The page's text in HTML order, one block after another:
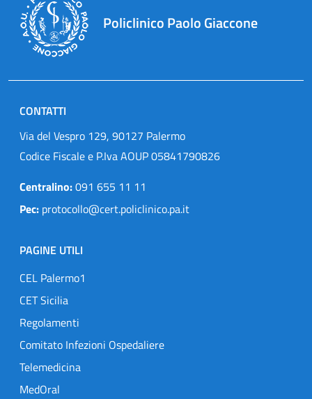
Policlinico Paolo Giaccone
CONTATTI
Via del Vespro 129, 90127 Palermo
Codice Fiscale e P.Iva AOUP 05841790826
Centralino:091 655 11 11
Pec: protocollo@cert.policlinico.pa.it
PAGINE UTILI
CEL Palermo1
CET Sicilia
Regolamenti
Comitato Infezioni Ospedaliere
Telemedicina
MedOral